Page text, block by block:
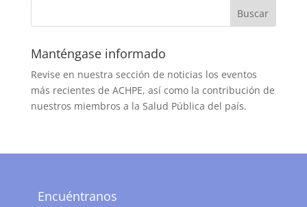
Manténgase informado
Revise en nuestra sección de noticias los eventos
más recientes de ACHPE, así como la contribución de
nuestros miembros a la Salud Pública del país.
Encuéntranos